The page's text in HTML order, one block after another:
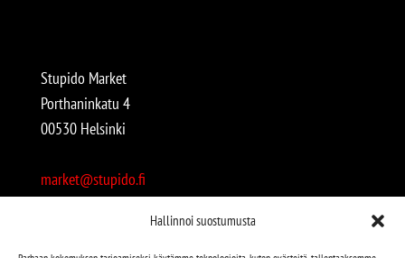
Hallinnoi suostumusta
Stupido Market
Porthaninkatu 4
00530 Helsinki
market@stupido.fi